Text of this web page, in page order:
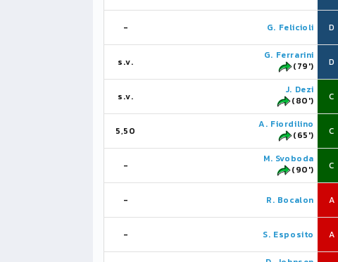
- G. Felicioli D
s.v.
G. Ferrarini
(79')
D
s.v.
J. Dezi
(80')
C
5,50
A. Fiordilino
(65')
C
-
M. Svoboda
(90')
C
- R. Bocalon A
- S. Esposito A